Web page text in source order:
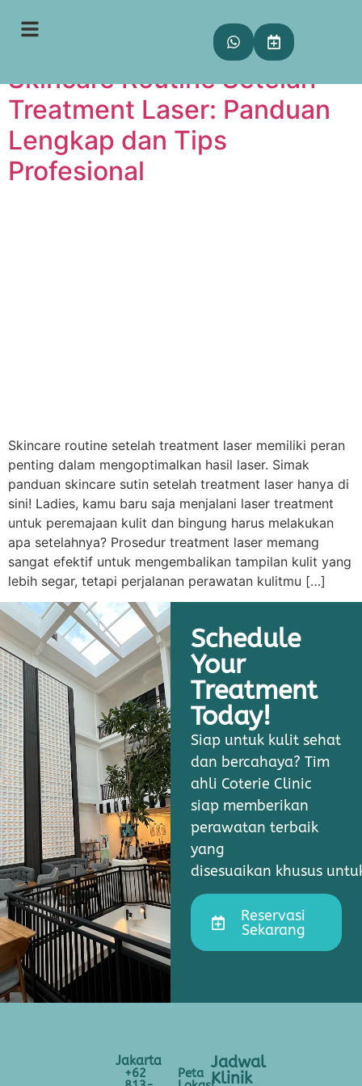
Tag: beauty routine
Skincare Routine Setelah
Treatment Laser: Panduan
Lengkap dan Tips
Profesional
Skincare routine setelah treatment laser memiliki peran
penting dalam mengoptimalkan hasil laser. Simak
panduan skincare sutin setelah treatment laser hanya di
sini! Ladies, kamu baru saja menjalani laser treatment
untuk peremajaan kulit dan bingung harus melakukan
apa setelahnya? Prosedur treatment laser memang
sangat efektif untuk mengembalikan tampilan kulit yang
lebih segar, tetapi perjalanan perawatan kulitmu […]
Schedule
Your
Treatment
Today!
Siap untuk kulit sehat
dan bercahaya? Tim
ahli Coterie Clinic
siap memberikan
perawatan terbaik
yang
disesuaikan khusus
Reservasi
Sekarang
Jakarta
+62
Peta
Jadwal
Klinik